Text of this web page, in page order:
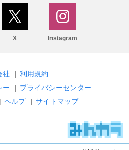
X Instagram
社 | 利用規約
ー
| プライバシーセンター
| ヘルプ | サイトマップ